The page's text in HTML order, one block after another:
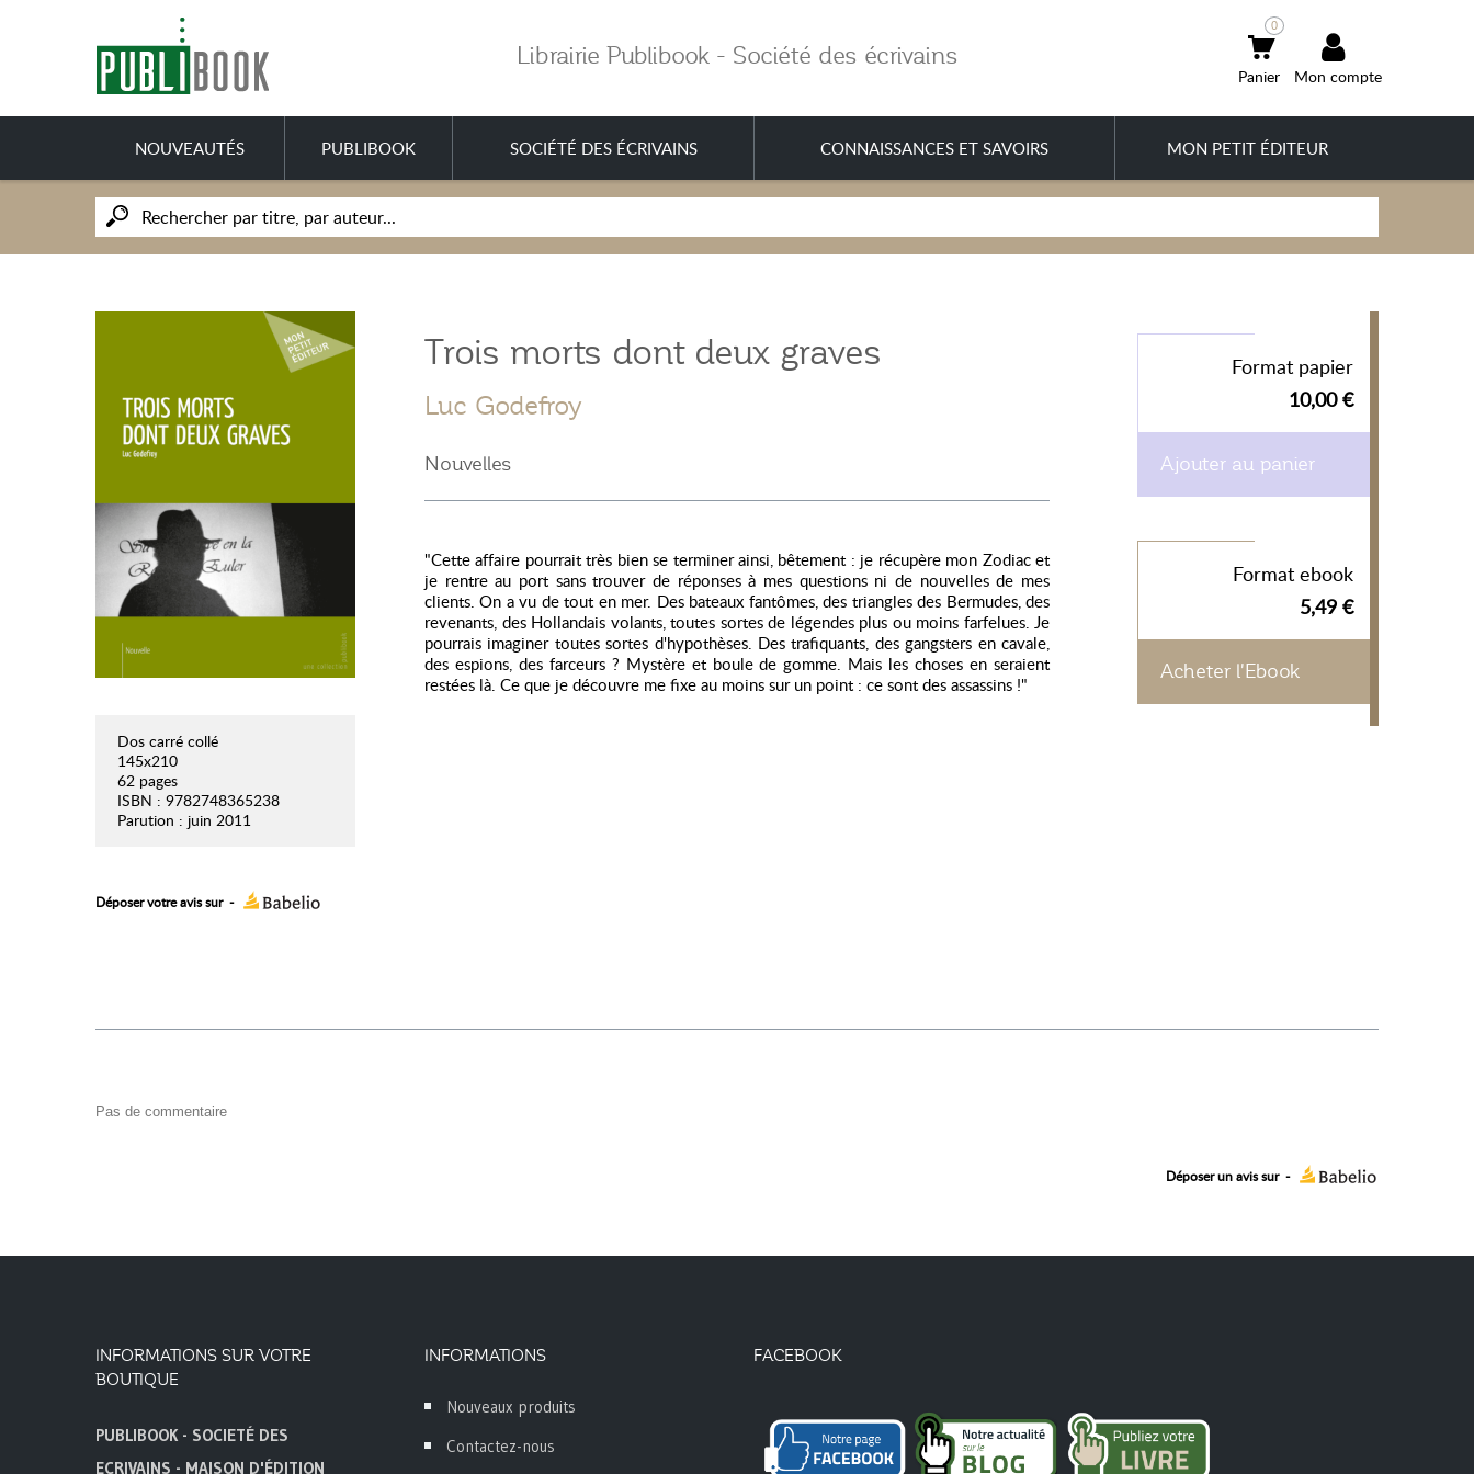
Librairie Publibook - Société des écrivains
Mon compte
0
NOUVEAUTÉS PUBLIBOOK SOCIÉTÉ DES ÉCRIVAINS CONNAISSANCES ET SAVOIRS MON PETIT ÉDITEUR
Dos carré collé
145x210
62 pages
ISBN : 9782748365238
Parution : juin 2011
Déposer votre avis sur -
Trois morts dont deux graves
Luc Godefroy
Nouvelles
"Cette affaire pourrait très bien se terminer ainsi, bêtement : je récupère mon Zodiac et
je rentre au port sans trouver de réponses à mes questions ni de nouvelles de mes
clients. On a vu de tout en mer. Des bateaux fantômes, des triangles des Bermudes, des
revenants, des Hollandais volants, toutes sortes de légendes plus ou moins farfelues. Je
pourrais imaginer toutes sortes d'hypothèses. Des trafiquants, des gangsters en cavale,
des espions, des farceurs ? Mystère et boule de gomme. Mais les choses en seraient
restées là. Ce que je découvre me fixe au moins sur un point : ce sont des assassins !"
Format papier
10,00 €
Ajouter au panier
Format ebook
5,49 €
Acheter l'Ebook
Pas de commentaire
Déposer un avis sur -
INFORMATIONS SUR VOTRE
BOUTIQUE
PUBLIBOOK - SOCIETÉ DES
ECRIVAINS - MAISON D'ÉDITION
INFORMATIONS
Nouveaux produits
Contactez-nous
FACEBOOK